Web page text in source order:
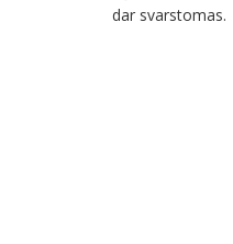
dar svarstomas.